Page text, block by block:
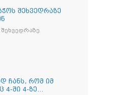
შეხვედრაზე
ჩანს, რომ იმ
4-ში 4-ზე